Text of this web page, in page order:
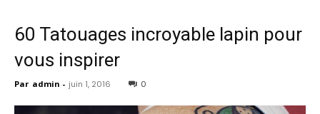
60 Tatouages ​​incroyable lapin pour
vous inspirer
Par admin - juin 1, 2016 0